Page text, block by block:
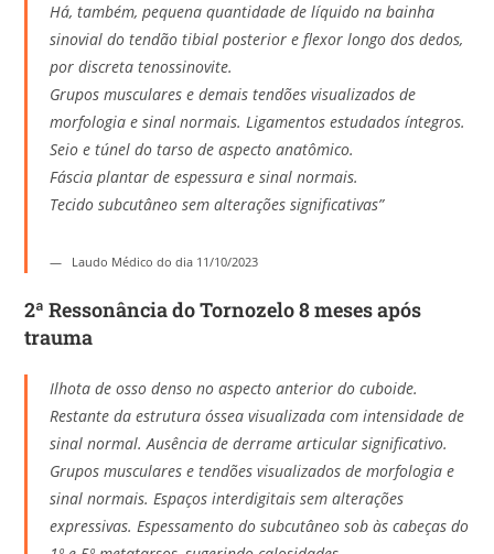
Há, também, pequena quantidade de líquido na bainha
sinovial do tendão tibial posterior e flexor longo dos dedos,
por discreta tenossinovite.
Grupos musculares e demais tendões visualizados de
morfologia e sinal normais. Ligamentos estudados íntegros.
Seio e túnel do tarso de aspecto anatômico.
Fáscia plantar de espessura e sinal normais.
Tecido subcutâneo sem alterações significativas”
Laudo Médico do dia 11/10/2023
2ª Ressonância do Tornozelo 8 meses após
trauma
Ilhota de osso denso no aspecto anterior do cuboide.
Restante da estrutura óssea visualizada com intensidade de
sinal normal. Ausência de derrame articular significativo.
Grupos musculares e tendões visualizados de morfologia e
sinal normais. Espaços interdigitais sem alterações
expressivas. Espessamento do subcutâneo sob às cabeças do